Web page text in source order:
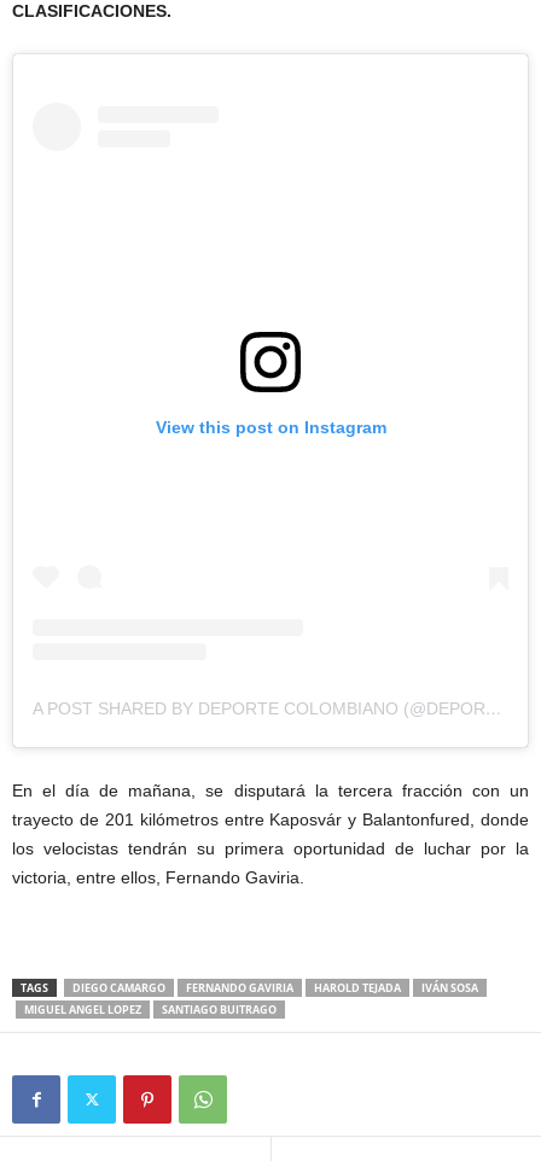
CLASIFICACIONES.
View this post on Instagram
A POST SHARED BY DEPORTE COLOMBIANO (@DEPORTE__COLOMBIANO)
En el día de mañana, se disputará la tercera fracción con un
trayecto de 201 kilómetros entre Kaposvár y Balantonfured, donde
los velocistas tendrán su primera oportunidad de luchar por la
victoria, entre ellos, Fernando Gaviria.
TAGS DIEGO CAMARGO FERNANDO GAVIRIA HAROLD TEJADA
IVÁN SOSA
MIGUEL ANGEL LOPEZ
SANTIAGO BUITRAGO